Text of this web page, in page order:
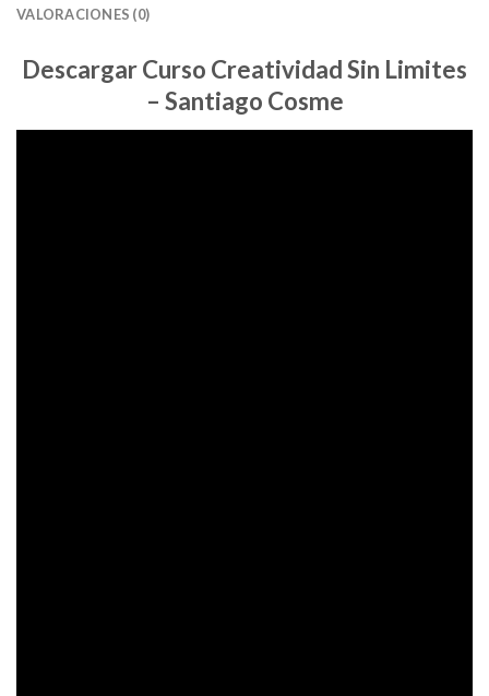
VALORACIONES (0)
Descargar Curso Creatividad Sin Limites
– Santiago Cosme